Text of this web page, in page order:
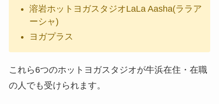
溶岩ホットヨガスタジオLaLa Aasha(ララア
ーシャ)
ヨガプラス
これら6つのホットヨガスタジオが牛浜在住・在職
の人でも受けられます。